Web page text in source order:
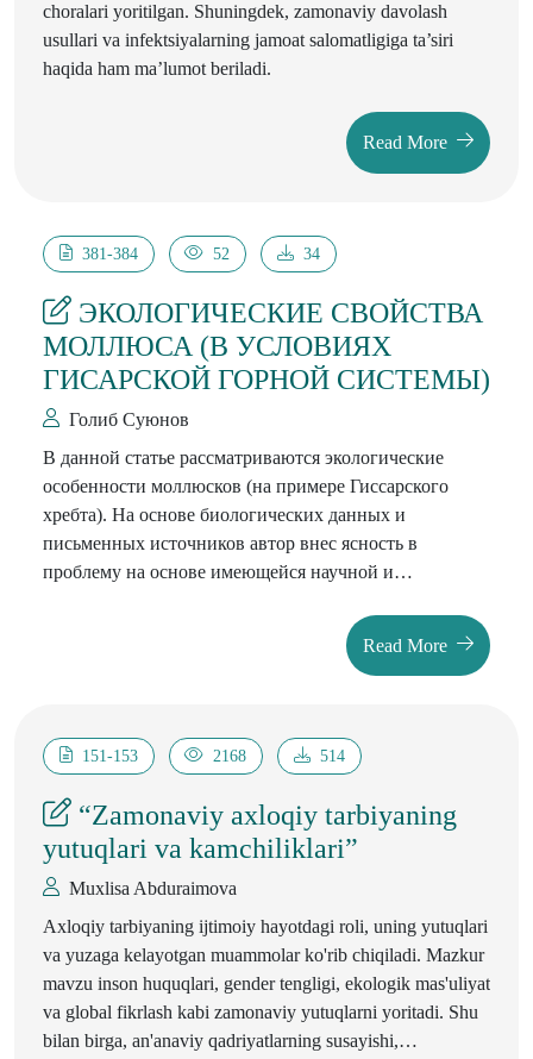
choralari yoritilgan. Shuningdek, zamonaviy davolash
usullari va infektsiyalarning jamoat salomatligiga ta’siri
haqida ham ma’lumot beriladi.
Read More
381-384 52 34
ЭКОЛОГИЧЕСКИЕ СВОЙСТВА
МОЛЛЮСА (В УСЛОВИЯХ
ГИСАРСКОЙ ГОРНОЙ СИСТЕМЫ)
Голиб Суюнов
В данной статье рассматриваются экологические
особенности моллюсков (на примере Гиссарского
хребта). На основе биологических данных и
письменных источников автор внес ясность в
проблему на основе имеющейся научной и
особенности экологической характеристики
моллюсков (на примере Гиссарского хребта).
Read More
151-153 2168 514
“Zamonaviy axloqiy tarbiyaning
yutuqlari va kamchiliklari”
Muxlisa Abduraimova
Axloqiy tarbiyaning ijtimoiy hayotdagi roli, uning yutuqlari
va yuzaga kelayotgan muammolar ko'rib chiqiladi. Mazkur
mavzu inson huquqlari, gender tengligi, ekologik mas'uliyat
va global fikrlash kabi zamonaviy yutuqlarni yoritadi. Shu
bilan birga, an'anaviy qadriyatlarning susayishi,